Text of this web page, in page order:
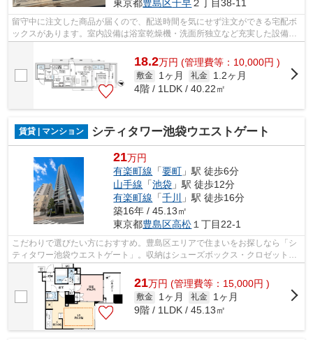
東京都豊島区千早２丁目38-11
留守中に注文した商品が届くので、配送時間を気にせず注文ができる宅配ボ
ックスがあります。室内設備は浴室乾燥機・洗面所独立など充実した設備を
備え付けています。エアコン付きの物...
18.2万円 (管理費等：10,000円 )
敷金 1ヶ月 礼金
1.2ヶ月
4階 / 1LDK / 40.22㎡
賃貸 | マンション シティタワー池袋ウエストゲート
21万円
有楽町線 「要町 」駅 徒歩6分
山手線 「池袋 」駅 徒歩12分
有楽町線 「千川
」駅 徒歩16分
築16年 / 45.13㎡
東京都豊島区高松 １丁目22-1
こだわりで選びたい方におすすめ。豊島区エリアで住まいをお探しなら「シ
ティタワー池袋ウエストゲート」。収納はシューズボックス・クロゼット・
全居室収納など豊富なので、広々と空...
21万円 (管理費等：15,000円 )
敷金 1ヶ月 礼金
1ヶ月
9階 / 1LDK / 45.13㎡